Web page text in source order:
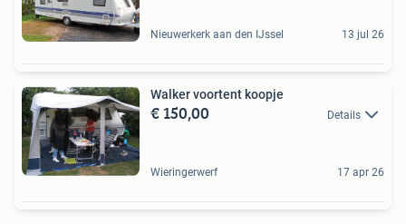
Nieuwerkerk aan den IJssel 13 jul 26
Walker voortent koopje
€ 150,00 Details
Wieringerwerf 17 apr 26